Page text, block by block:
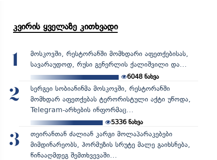
კვირის ყველაზე კითხვადი
1
მოსკოვში, რესტორანში მომხდარი აფეთქებისას,
სავარაუდოდ, რუსი გენერლის ქალიშვილი და...
6048 ნახვა
2
სერგეი სობიანინმა მოსკოვში, რესტორანში
მომხდარ აფეთქებას ტერორისტული აქტი უწოდა,
Telegram-არხების ინფორმაც...
5336ნახვა
3
თეირანთან ძალიან კარგი მოლაპარაკებები
მიმდინარეობს, ჰორმუზის სრუტე მალე გაიხსნება,
წინააღმდეგ შემთხვევაში...